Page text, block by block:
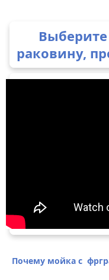
раковину,
Почему мойка с